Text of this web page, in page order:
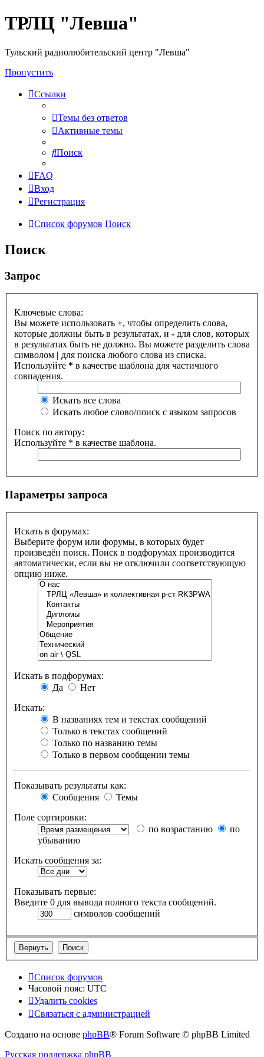
ТРЛЦ "Левша"
Тульский радиолюбительский центр "Левша"
Пропустить
Ссылки
Темы без ответов
Активные темы
Поиск
FAQ
Вход
Регистрация
Список форумов Поиск
Поиск
Запрос
Ключевые слова:
Вы можете использовать +, чтобы определить слова,
которые должны быть в результатах, и - для слов, которых
в результатах быть не должно. Вы можете разделить слова
символом | для поиска любого слова из списка.
Используйте * в качестве шаблона для частичного
совпадения.
Искать все слова
Искать любое слово/поиск с языком запросов
Поиск по автору:
Используйте * в качестве шаблона.
Параметры запроса
Искать в форумах:
Выберите форум или форумы, в которых будет
произведён поиск. Поиск в подфорумах производится
автоматически, если вы не отключили соответствующую
опцию ниже.
Искать в подфорумах:
Да
Нет
Искать:
В названиях тем и текстах сообщений
Только в текстах сообщений
Только по названию темы
Только в первом сообщении темы
Показывать результаты как:
Сообщения
Темы
Поле сортировки:
по возрастанию
по
убыванию
Искать сообщения за:
Показывать первые:
Введите 0 для вывода полного текста сообщений.
символов сообщений
Список форумов
Часовой пояс: UTC
Удалить cookies
Связаться с администрацией
Создано на основе phpBB® Forum Software © phpBB Limited
Русская поддержка phpBB